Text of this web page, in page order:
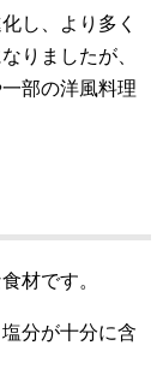
し、より多く
りましたが、
部の洋風料理
材です。
分が十分に含